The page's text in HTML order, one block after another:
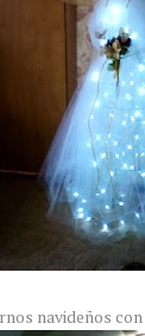
navideños